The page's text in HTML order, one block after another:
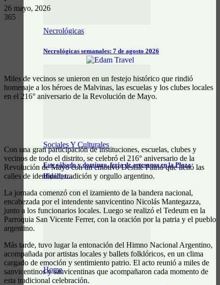
Necrológicas
Necrológicas semanales: 7 de agosto 2026
Sociales Y Culturales
Este sábado y domingo, feria de artesanos en la Plaza
Hipólito…
Home
26 mayo, 2026
365
Miles de vecinos se unieron en un festejo histórico que rindió
homenaje a los héroes de Malvinas, las escuelas y los clubes locales
en el 216° aniversario de la Revolución de Mayo.
Con una gran participación de instituciones, escuelas, clubes y
vecinos de todo el distrito, se celebró el 216° aniversario de la
Revolución de Mayo con un emotivo Desfile Patrio que llenó las
calles de identidad, tradición y orgullo argentino.
La jornada comenzó con el izamiento de la bandera nacional,
encabezada por el intendente sanvicentino Nicolás Mantegazza,
junto a los funcionarios locales. Luego se realizó el Tedeum en la
Parroquia San Vicente Ferrer, con la oración por la patria y el pueblo
argentino.
Más tarde, tuvo lugar la entonación del Himno Nacional Argentino,
acompañada por artistas locales y ballets folklóricos, en un clima
cargado de emoción y sentimiento patrio. El acto reunió a miles de
sanvicentinos y sanvicentinas que acompañaron cada momento de
esta tradicional celebración.